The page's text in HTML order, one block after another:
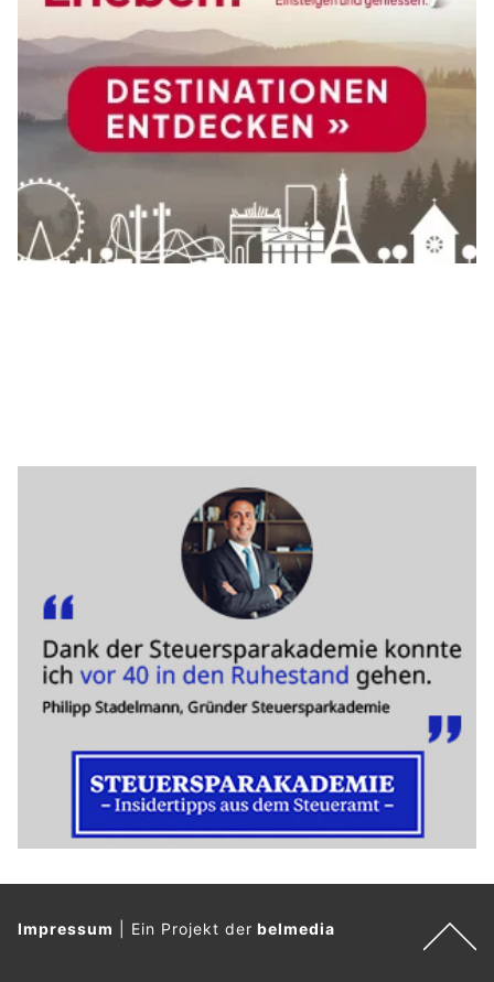
Impressum Ein Projekt derbelmedia